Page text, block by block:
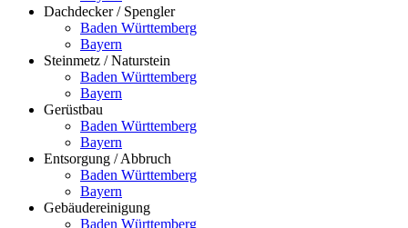
Dachdecker / Spengler
Baden Württemberg
Bayern
Steinmetz / Naturstein
Baden Württemberg
Bayern
Gerüstbau
Baden Württemberg
Bayern
Entsorgung / Abbruch
Baden Württemberg
Bayern
Gebäudereinigung
Baden Württemberg